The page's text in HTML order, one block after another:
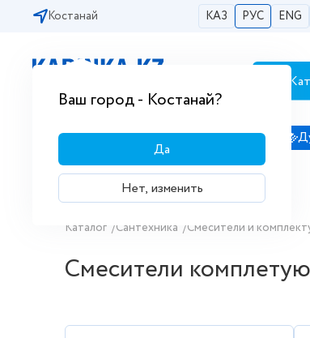
Костанай КАЗ РУС ENG
Ваш город - Костанай?
Да
Нет, изменить
Бесплатная доставка по городам РК
Сантехника Душевые кабины
Купить Смесители
Каталог /Сантехника /Смесители и
Смесители